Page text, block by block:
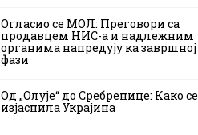
Огласио се МОЛ: Преговори са
продавцем НИС-а и надлежним
органима напредују ка завршној
фази
Од „Олује“ до Сребренице: Како се
изјаснила Украјина